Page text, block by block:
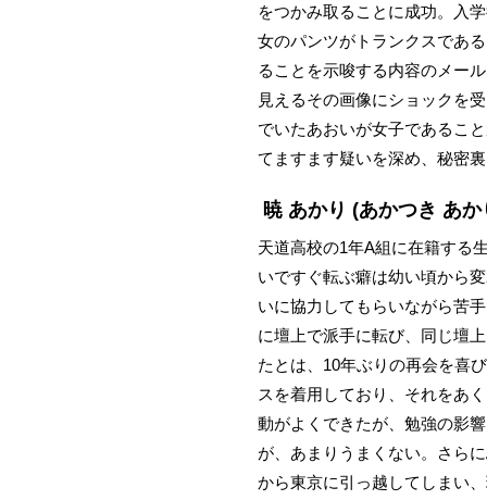
をつかみ取ることに成功。入
女のパンツがトランクスであ
ることを示唆する内容のメー
見えるその画像にショックを
でいたあおいが女子であるこ
てますます疑いを深め、秘密
暁 あかり (あかつき あか
天道高校の1年A組に在籍する
いですぐ転ぶ癖は幼い頃から
いに協力してもらいながら苦
に壇上で派手に転び、同じ壇
たとは、10年ぶりの再会を喜
スを着用しており、それをあ
動がよくできたが、勉強の影
が、あまりうまくない。さら
から東京に引っ越してしまい